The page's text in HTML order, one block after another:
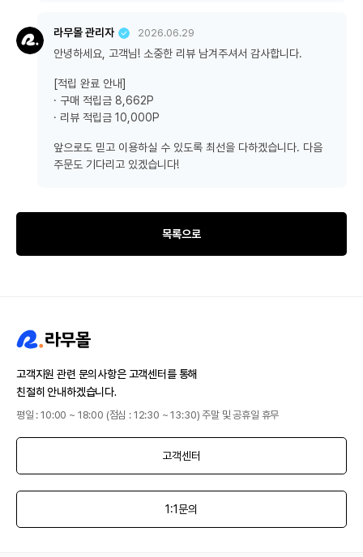
라무몰 관리자 2026.06.29
안녕하세요, 고객님! 소중한 리뷰 남겨주셔서 감사합니다.
[적립 완료 안내]
· 구매 적립금 8,662P
· 리뷰 적립금 10,000P
앞으로도 믿고 이용하실 수 있도록 최선을 다하겠습니다. 다음
주문도 기다리고 있겠습니다!
목록으로
고객지원 관련 문의사항은 고객센터를 통해
친절히 안내하겠습니다.
평일 : 10:00 ~ 18:00 (점심 : 12:30 ~ 13:30) 주말 및 공휴일 휴무
고객센터
1:1문의